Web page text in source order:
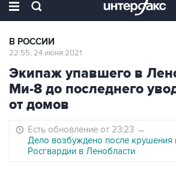
В РОССИИ
22:55, 24 июня 2021
Экипаж упавшего в
Ми-8 до последнего
от домов
Есть обновление от 23:23 →
Дело возбуждено после крушения
Росгвардии в Ленобласти